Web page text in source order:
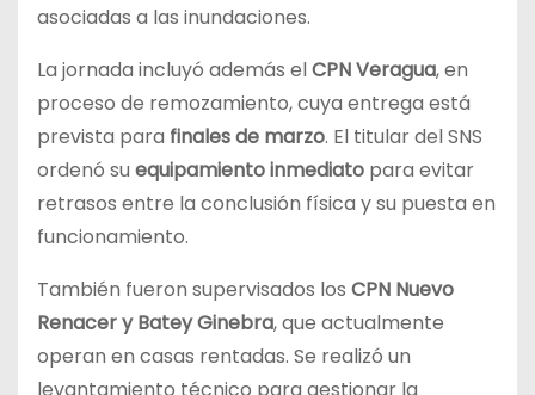
asociadas a las inundaciones.
La jornada incluyó además elCPN Veragua, en
proceso de remozamiento, cuya entrega está
prevista para finales de marzo. El titular del SNS
ordenó su equipamiento inmediato para evitar
retrasos entre la conclusión física y su puesta en
funcionamiento.
También fueron supervisados los CPN Nuevo
Renacer y Batey Ginebra, que actualmente
operan en casas rentadas. Se realizó un